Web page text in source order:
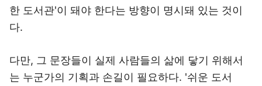
한 도서관'이 돼야 한다는 방향이 명시돼 있는 것이
다.
다만, 그 문장들이 실제 사람들의 삶에 닿기 위해서
는 누군가의 기획과 손길이 필요하다. '쉬운 도서